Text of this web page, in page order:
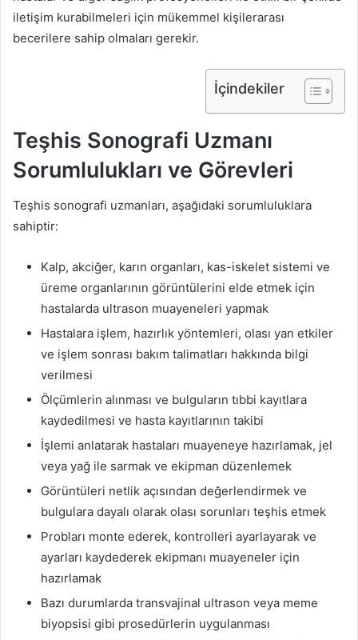
iletişim kurabilmeleri için mükemmel kişilerarası
becerilere sahip olmaları gerekir.
İçindekiler
Teşhis Sonografi Uzmanı
Sorumlulukları ve Görevleri
Teşhis sonografi uzmanları, aşağıdaki sorumluluklara
sahiptir:
Kalp, akciğer, karın organları, kas-iskelet sistemi ve
üreme organlarının görüntülerini elde etmek için
hastalarda ultrason muayeneleri yapmak
Hastalara işlem, hazırlık yöntemleri, olası yan etkiler
ve işlem sonrası bakım talimatları hakkında bilgi
verilmesi
Ölçümlerin alınması ve bulguların tıbbi kayıtlara
kaydedilmesi ve hasta kayıtlarının takibi
İşlemi anlatarak hastaları muayeneye hazırlamak, jel
veya yağ ile sarmak ve ekipman düzenlemek
Görüntüleri netlik açısından değerlendirmek ve
bulgulara dayalı olarak olası sorunları teşhis etmek
Probları monte ederek, kontrolleri ayarlayarak ve
ayarları kaydederek ekipmanı muayeneler için
hazırlamak
Bazı durumlarda transvajinal ultrason veya meme
biyopsisi gibi prosedürlerin uygulanması